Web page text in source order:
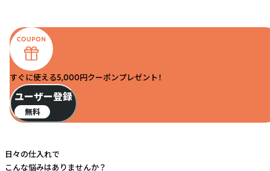
すぐに使える5,000円クーポンプレゼント！
ユーザー登録
無料
日々の仕入れで
こんな悩みはありませんか？